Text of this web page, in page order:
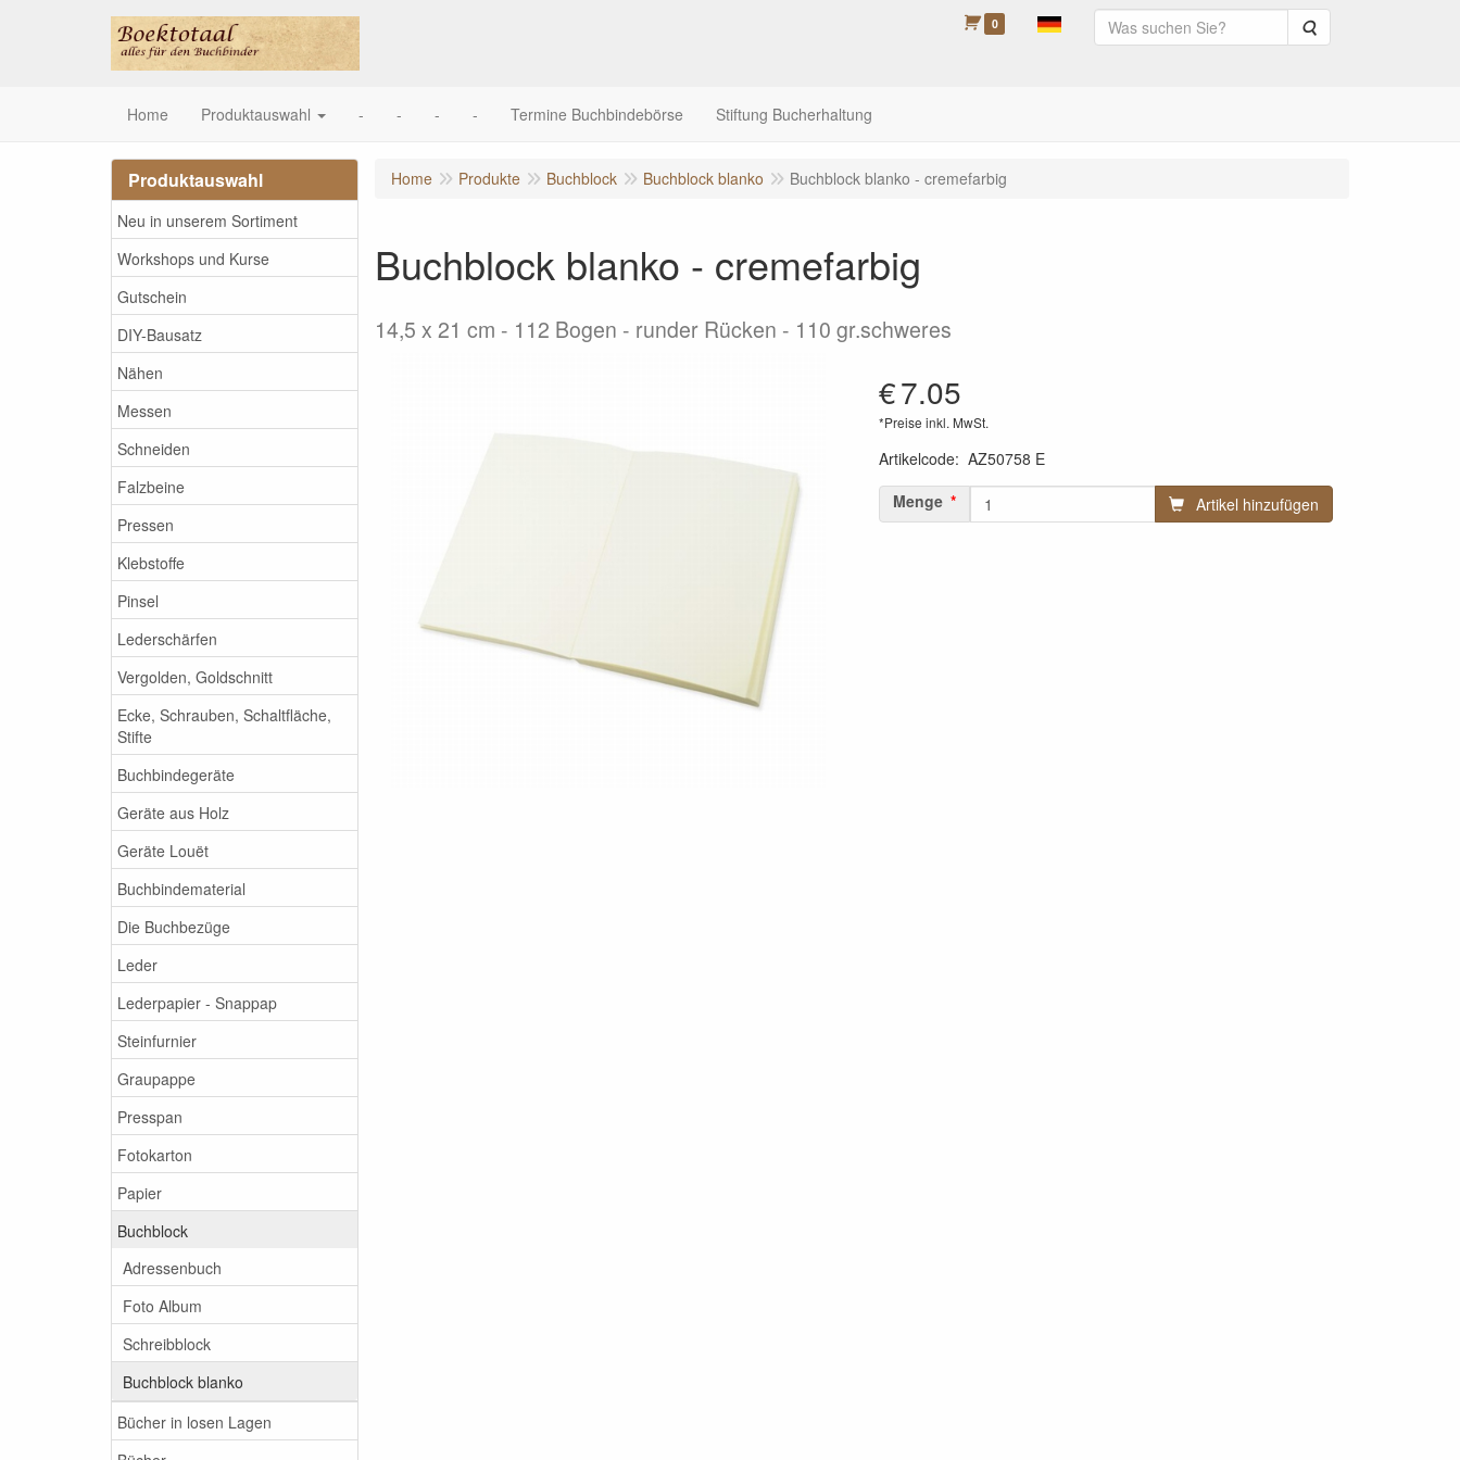
0 Suche
Home Produktauswahl - - - - Termine Buchbindebörse Stiftung Bucherhaltung
Produktauswahl
Neu in unserem Sortiment
Workshops und Kurse
Gutschein
DIY-Bausatz
Nähen
Messen
Schneiden
Falzbeine
Pressen
Klebstoffe
Pinsel
Lederschärfen
Vergolden, Goldschnitt
Ecke, Schrauben, Schaltfläche,
Stifte
Buchbindegeräte
Geräte aus Holz
Geräte Louët
Buchbindematerial
Die Buchbezüge
Leder
Lederpapier - Snappap
Steinfurnier
Graupappe
Presspan
Fotokarton
Papier
Buchblock
Adressenbuch
Foto Album
Schreibblock
Buchblock blanko
Bücher in losen Lagen
Home Produkte Buchblock Buchblock blanko Buchblock blanko - cremefarbig
Buchblock blanko - cremefarbig
14,5 x 21 cm - 112 Bogen - runder Rücken - 110 gr.schweres
€7.05
*Preise inkl. MwSt.
Artikelcode: AZ50758 E
Menge
Artikel hinzufügen